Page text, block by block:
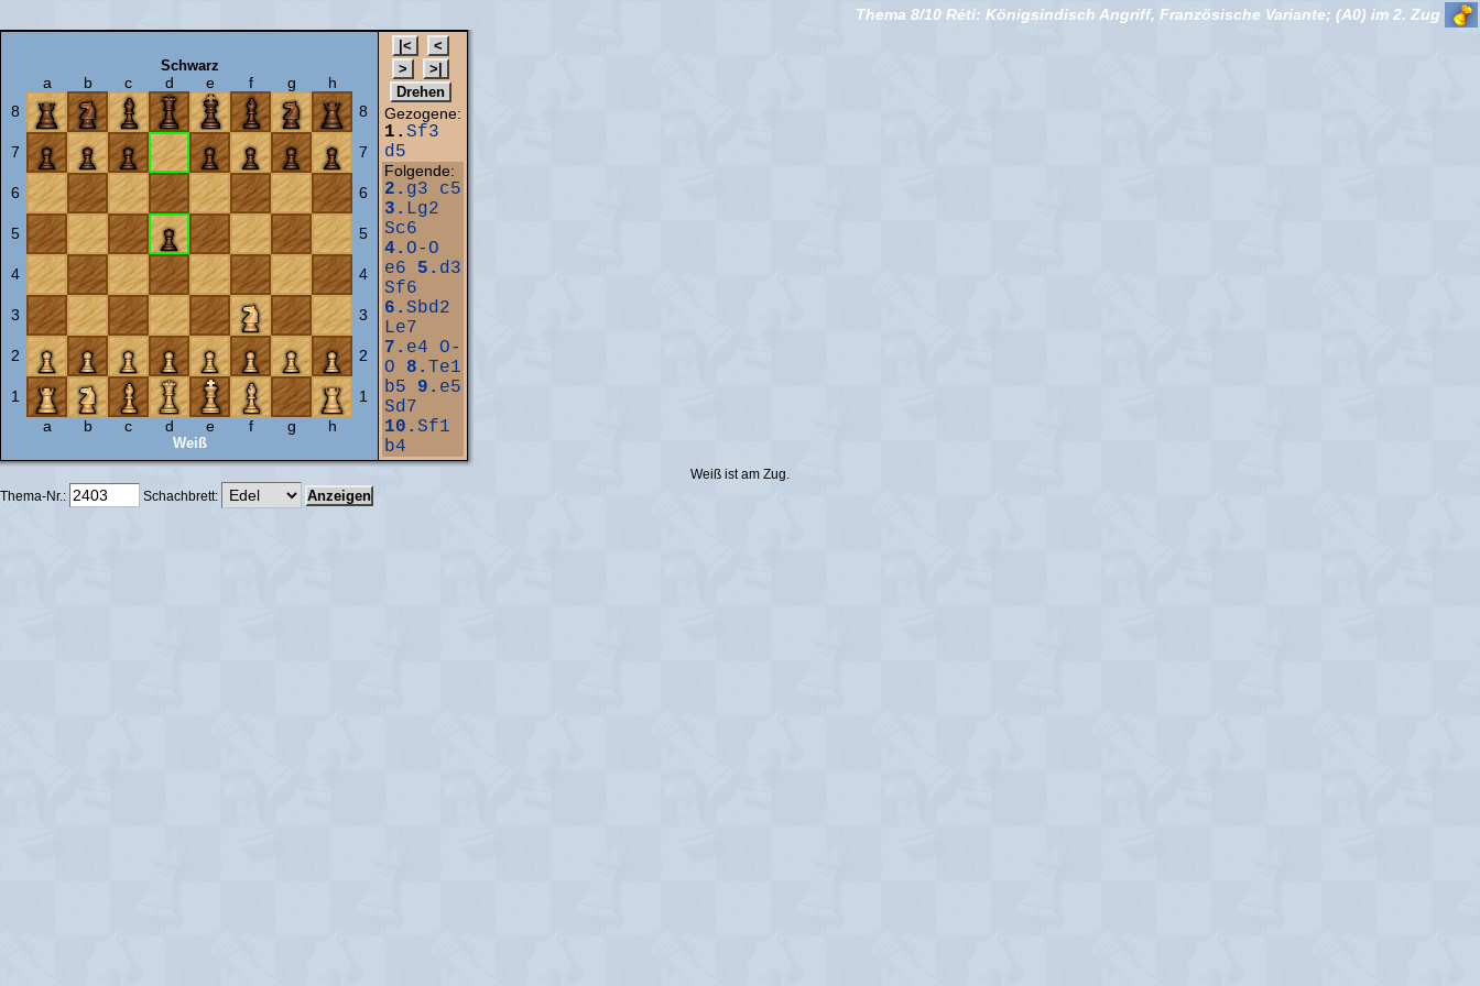
Thema 8/10 Réti: Königsindisch Angriff, Französische Variante; (A0) im 2. Zug
Schwarz
a b c d e f g
h
8
8
7 7
6 6
5 5
4 4
3 3
2 2
1
1
a
b c d e f g h
Weiß
Gezogene:
1. Sf3
d5
Folgende:
2. g3
c5
3. Lg2
Sc6
4. O-O
e6
5. d3
Sf6
6. Sbd2
Le7
7. e4
O-
O
8. Te1
b5
9. e5
Sd7
10. Sf1
b4
Weiß ist am Zug.
Thema-Nr.:
Schachbrett: